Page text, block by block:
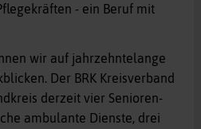
- ein Beruf mit
wir auf jahrzehntelange
Der BRK Kreisverband
derzeit vier Senioren-
ambulante Dienste, drei